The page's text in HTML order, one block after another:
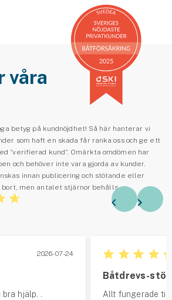
våra
betyg på kundnöjdhet! Så här hanterar vi
som haft en skada får ranka oss och ge ett
”verifierad kund”. Omärkta omdömen har
och behöver inte vara gjorda av kunder.
innan publicering och stötande eller
men antalet stjärnor behålls.
2026-07-24
bra hjälp. .
Båtdrevs-
Allt fungerade